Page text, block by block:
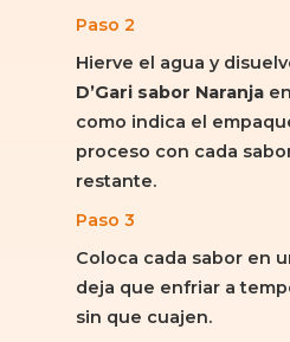
Paso 2
Hierve el agua y
D’Gari sabor Naranja
como indica el
proceso con cada
restante.
Paso 3
Coloca cada sabor en
deja que enfriar a
sin que cuajen.